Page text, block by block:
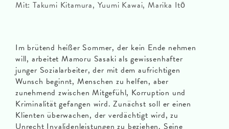
Im brütend heißer Sommer, der kein Ende nehmen
will, arbeitet Mamoru Sasaki als gewissenhafter
junger Sozialarbeiter, der mit dem aufrichtigen
Wunsch beginnt, Menschen zu helfen, aber
zunehmend zwischen Mitgefühl, Korruption und
Kriminalität gefangen wird. Zunächst soll er einen
Klienten überwachen, der verdächtigt wird, zu
Mit: Takumi Kitamura, Yuumi Kawai, Marika Itō